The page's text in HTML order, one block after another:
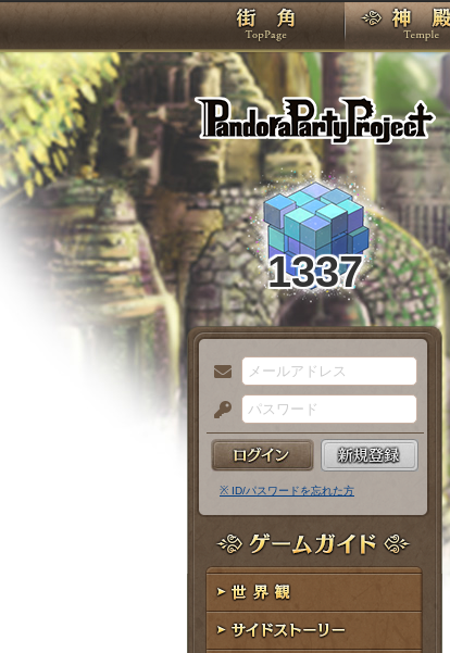
TOP
1337
メ
ー
ル
ア
ド
レ
ス
パ
ス
ー
ド
※ ID/パスワードを忘れた方
ゲームガイド
世界観